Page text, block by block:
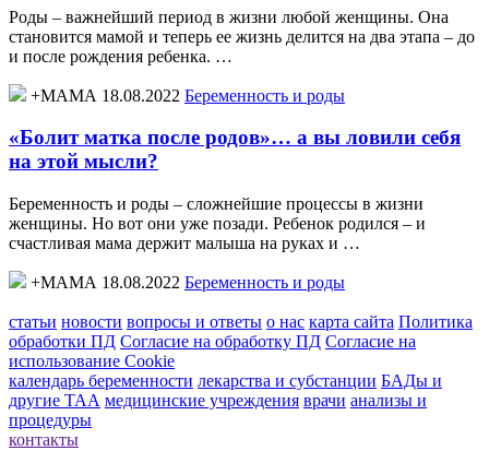
Роды – важнейший период в жизни любой женщины. Она
становится мамой и теперь ее жизнь делится на два этапа – до
и после рождения ребенка. …
+МАМА 18.08.2022 Беременность и роды
«Болит матка после родов»… а вы ловили себя
на этой мысли?
Беременность и роды – сложнейшие процессы в жизни
женщины. Но вот они уже позади. Ребенок родился – и
счастливая мама держит малыша на руках и …
+МАМА 18.08.2022 Беременность и роды
статьи новости вопросы и ответы о нас карта сайта Политика
обработки ПД Согласие на обработку ПД Согласие на
использование Cookie
календарь беременности лекарства и субстанции БАДы и
другие ТАА медицинские учреждения врачи анализы и
процедуры
контакты